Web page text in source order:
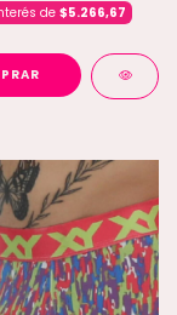
de $5.266,67